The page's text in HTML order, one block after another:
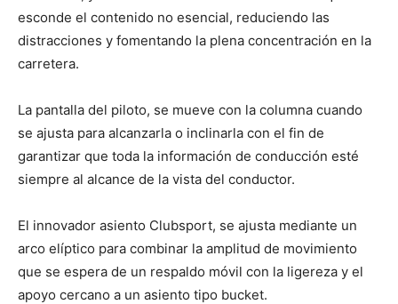
esconde el contenido no esencial, reduciendo las
distracciones y fomentando la plena concentración en la
carretera.
La pantalla del piloto, se mueve con la columna cuando
se ajusta para alcanzarla o inclinarla con el fin de
garantizar que toda la información de conducción esté
siempre al alcance de la vista del conductor.
El innovador asiento Clubsport, se ajusta mediante un
arco elíptico para combinar la amplitud de movimiento
que se espera de un respaldo móvil con la ligereza y el
apoyo cercano a un asiento tipo bucket.